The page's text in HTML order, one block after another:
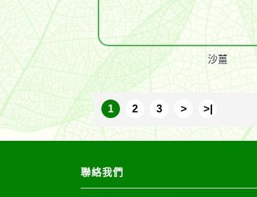
沙薑
1 2 3 > >|
聯絡我們